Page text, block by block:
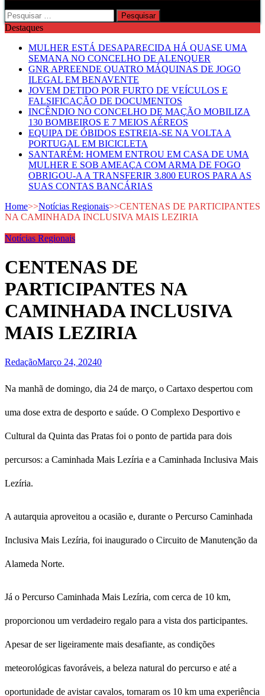
Pesquisar
por:
Destaques
MULHER ESTÁ DESAPARECIDA HÁ QUASE UMA
SEMANA NO CONCELHO DE ALENQUER
GNR APREENDE QUATRO MÁQUINAS DE JOGO
ILEGAL EM BENAVENTE
JOVEM DETIDO POR FURTO DE VEÍCULOS E
FALSIFICAÇÃO DE DOCUMENTOS
INCÊNDIO NO CONCELHO DE MAÇÃO MOBILIZA
130 BOMBEIROS E 7 MEIOS AÉREOS
EQUIPA DE ÓBIDOS ESTREIA-SE NA VOLTA A
PORTUGAL EM BICICLETA
SANTARÉM: HOMEM ENTROU EM CASA DE UMA
MULHER E SOB AMEAÇA COM ARMA DE FOGO
OBRIGOU-A A TRANSFERIR 3.800 EUROS PARA AS
SUAS CONTAS BANCÁRIAS
Home>>Notícias Regionais>>CENTENAS DE PARTICIPANTES
NA CAMINHADA INCLUSIVA MAIS LEZIRIA
Notícias Regionais
CENTENAS DE
PARTICIPANTES NA
CAMINHADA INCLUSIVA
MAIS LEZIRIA
RedaçãoMarço 24, 20240
Na manhã de domingo, dia 24 de março, o Cartaxo despertou com
uma dose extra de desporto e saúde. O Complexo Desportivo e
Cultural da Quinta das Pratas foi o ponto de partida para dois
percursos: a Caminhada Mais Lezíria e a Caminhada Inclusiva Mais
Lezíria.
A autarquia aproveitou a ocasião e, durante o Percurso Caminhada
Inclusiva Mais Lezíria, foi inaugurado o Circuito de Manutenção da
Alameda Norte.
Já o Percurso Caminhada Mais Lezíria, com cerca de 10 km,
proporcionou um verdadeiro regalo para a vista dos participantes.
Apesar de ser ligeiramente mais desafiante, as condições
meteorológicas favoráveis, a beleza natural do percurso e até a
oportunidade de avistar cavalos, tornaram os 10 km uma experiência